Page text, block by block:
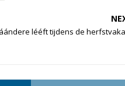
lééft tijdens de